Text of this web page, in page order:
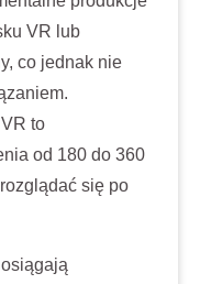
VR lub
co jednak nie
to
od 180 do 360
się po